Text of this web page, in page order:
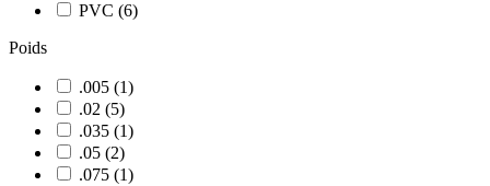
PVC (6)
Poids
.005 (1)
.02 (5)
.035 (1)
.05 (2)
.075 (1)